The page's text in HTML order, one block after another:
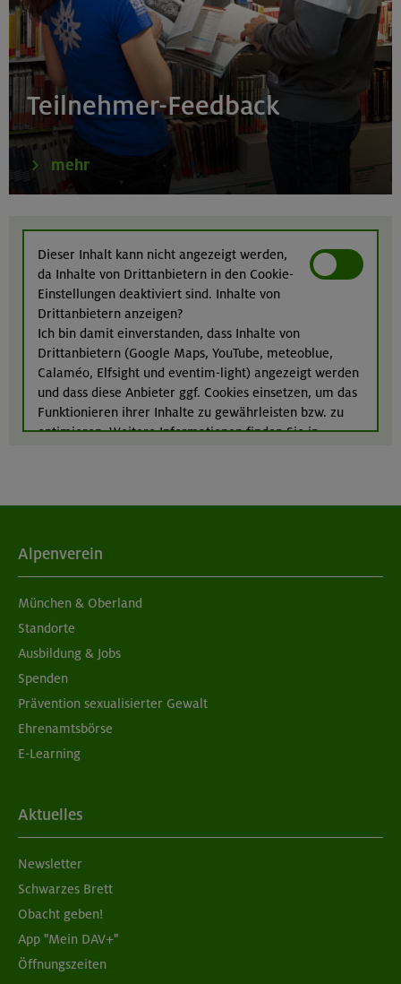
22.-24.08.26
Birnhorn 2634 m, Hochzint 2246 m und Dürrkarhorn
2287 m
Leoganger Steinberge
Karwendel
24.-28.08.26
Kinderkletterkurs für Anfänger im Altmühltal
Südlicher Frankenjura
Teilnehmer-Feedback
mehr
Dieser Inhalt kann nicht angezeigt werden,
da Inhalte von Drittanbietern in den Cookie-
Einstellungen deaktiviert sind. Inhalte von
Drittanbietern anzeigen?
Ich bin damit einverstanden, dass Inhalte von
Drittanbietern (Google Maps, YouTube, meteoblue,
Calaméo, Elfsight und eventim-light) angezeigt werden
und dass diese Anbieter ggf. Cookies einsetzen, um das
Funktionieren ihrer Inhalte zu gewährleisten bzw. zu
optimieren. Weitere Informationen finden Sie in
Alpenverein
München & Oberland
Standorte
Ausbildung & Jobs
Spenden
Prävention sexualisierter Gewalt
Ehrenamtsbörse
E-Learning
Aktuelles
Newsletter
Schwarzes Brett
Obacht geben!
App "Mein DAV+"
Öffnungszeiten